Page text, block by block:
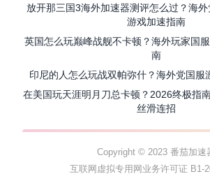
放开那三国3海外加速器测评怎么过？海
游戏加速指南
英国怎么玩巅峰战舰不卡顿？海外玩家国
南
印尼的人怎么玩战双帕弥什？海外党国服
在美国玩天涯明月刀总卡顿？2026终极指
丝滑连招
Copyright © 2023 番茄加速
互联网虚拟专用网业务许可证 B1-